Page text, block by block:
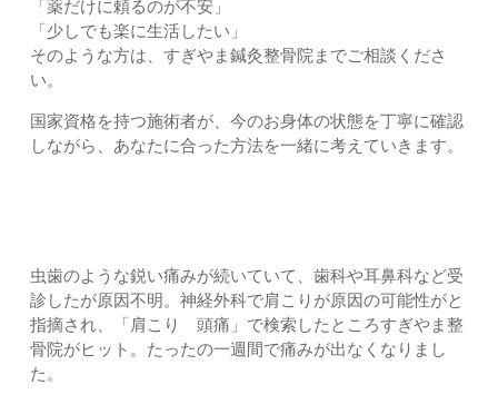
「薬だけに頼るのが不安」
「少しでも楽に生活したい」
そのような方は、すぎやま鍼灸整骨院までご相談くださ
い。
国家資格を持つ施術者が、今のお身体の状態を丁寧に確認
しながら、あなたに合った方法を一緒に考えていきます。
虫歯のような鋭い痛みが続いていて、歯科や耳鼻科など受
診したが原因不明。神経外科で肩こりが原因の可能性がと
指摘され、「肩こり 頭痛」で検索したところすぎやま整
骨院がヒット。たったの一週間で痛みが出なくなりまし
た。